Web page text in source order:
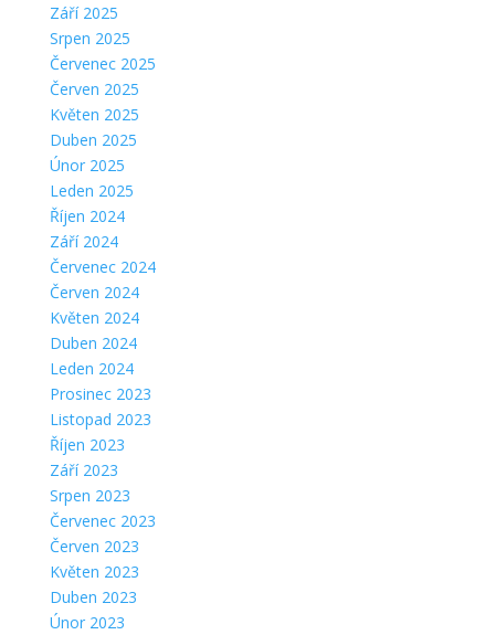
Září 2025
Srpen 2025
Červenec 2025
Červen 2025
Květen 2025
Duben 2025
Únor 2025
Leden 2025
Říjen 2024
Září 2024
Červenec 2024
Červen 2024
Květen 2024
Duben 2024
Leden 2024
Prosinec 2023
Listopad 2023
Říjen 2023
Září 2023
Srpen 2023
Červenec 2023
Červen 2023
Květen 2023
Duben 2023
Únor 2023